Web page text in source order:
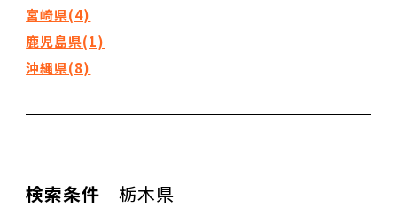
宮崎県(4)
鹿児島県(1)
沖縄県(8)
検索条件 栃木県